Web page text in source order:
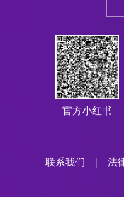
官方小红书
联系我们 | 法